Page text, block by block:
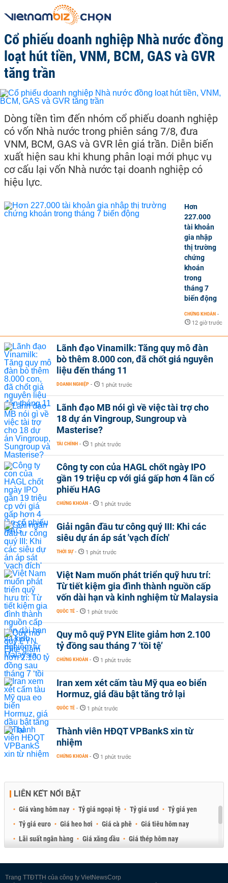
Cổ phiếu doanh nghiệp Nhà nước đồng
loạt hút tiền, VNM, BCM, GAS và GVR
tăng trần
Dòng tiền tìm đến nhóm cổ phiếu doanh nghiệp
có vốn Nhà nước trong phiên sáng 7/8, đưa
VNM, BCM, GAS và GVR lên giá trần. Diễn biến
xuất hiện sau khi khung phân loại mới phục vụ
cơ cấu lại vốn Nhà nước tại doanh nghiệp có
hiệu lực.
Hơn
227.000
tài khoản
gia nhập
thị trường
chứng
khoán
trong
tháng 7
biến động
CHỨNG KHOÁN -
12 giờ trước
Lãnh đạo Vinamilk: Tăng quy mô đàn
bò thêm 8.000 con, đã chốt giá nguyên
liệu đến tháng 11
DOANH NGHIỆP - 1 phút trước
Lãnh đạo MB nói gì về việc tài trợ cho
18 dự án Vingroup, Sungroup và
Masterise?
TÀI CHÍNH - 1 phút trước
Công ty con của HAGL chốt ngày IPO
gần 19 triệu cp với giá gấp hơn 4 lần cổ
phiếu HAG
CHỨNG KHOÁN - 1 phút trước
Giải ngân đầu tư công quý III: Khi các
siêu dự án áp sát 'vạch đích'
THỜI SỰ - 1 phút trước
Việt Nam muốn phát triển quỹ hưu trí:
Từ tiết kiệm gia đình thành nguồn cấp
vốn dài hạn và kinh nghiệm từ Malaysia
QUỐC TẾ - 1 phút trước
Quy mô quỹ PYN Elite giảm hơn 2.100
tỷ đồng sau tháng 7 ‘tồi tệ’
CHỨNG KHOÁN - 1 phút trước
Iran xem xét cấm tàu Mỹ qua eo biển
Hormuz, giá dầu bật tăng trở lại
QUỐC TẾ - 1 phút trước
Thành viên HĐQT VPBankS xin từ
nhiệm
CHỨNG KHOÁN - 1 phút trước
LIÊN KẾT NỔI BẬT
Giá vàng hôm nay Tỷ giá ngoại tệ Tỷ giá usd
Tỷ giá yen
Tỷ giá euro
Giá heo hơi Giá cà phê
Giá tiêu hôm nay
Lãi suất ngân hàng
Giá xăng dầu
Giá thép hôm nay
Trang TTĐTTH của công ty VietNewsCorp